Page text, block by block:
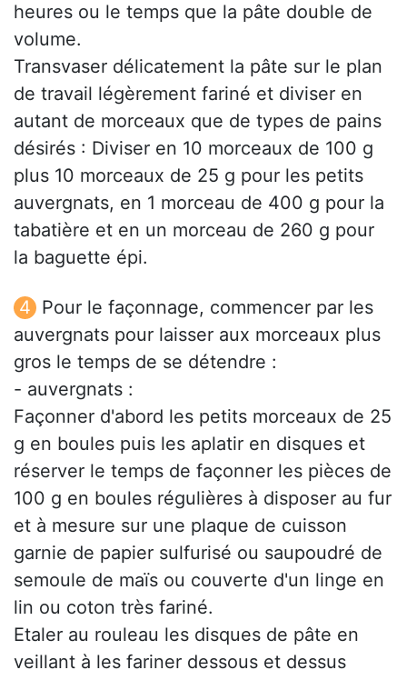
heures ou le temps que la pâte double de
volume.
Transvaser délicatement la pâte sur le plan
de travail légèrement fariné et diviser en
autant de morceaux que de types de pains
désirés : Diviser en 10 morceaux de 100 g
plus 10 morceaux de 25 g pour les petits
auvergnats, en 1 morceau de 400 g pour la
tabatière et en un morceau de 260 g pour
la baguette épi.
Pour le façonnage, commencer par les
auvergnats pour laisser aux morceaux plus
gros le temps de se détendre :
- auvergnats :
Façonner d'abord les petits morceaux de 25
g en boules puis les aplatir en disques et
réserver le temps de façonner les pièces de
100 g en boules régulières à disposer au fur
et à mesure sur une plaque de cuisson
garnie de papier sulfurisé ou saupoudré de
semoule de maïs ou couverte d'un linge en
lin ou coton très fariné.
Etaler au rouleau les disques de pâte en
veillant à les fariner dessous et dessus